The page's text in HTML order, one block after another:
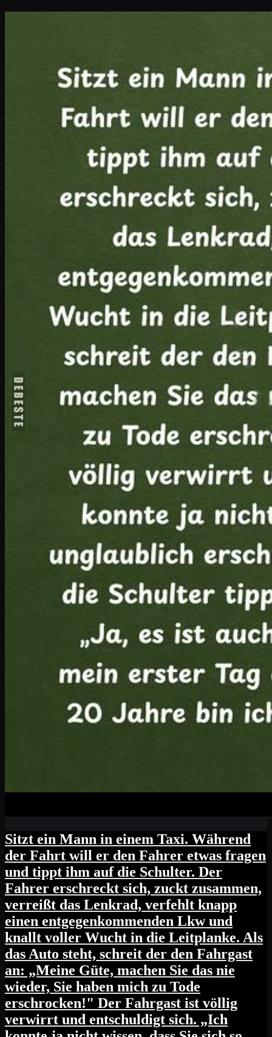
Sitzt ein Mann in einem Taxi. Während
der Fahrt will er den Fahrer etwas fragen
und tippt ihm auf die Schulter. Der
Fahrer erschreckt sich, zuckt zusammen,
verreißt das Lenkrad, verfehlt knapp
einen entgegenkommenden Lkw und
knallt voller Wucht in die Leitplanke. Als
das Auto steht, schreit der den Fahrgast
an: „Meine Güte, machen Sie das nie
wieder, Sie haben mich zu Tode
erschrocken!" Der Fahrgast ist völlig
verwirrt und entschuldigt sich. „Ich